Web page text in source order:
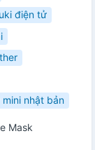
điện tử
nhật bản
Mask